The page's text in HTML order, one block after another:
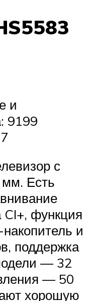
и
9199
с
Есть
CI+, функция
и
поддержка
— 32
— 50
хорошую